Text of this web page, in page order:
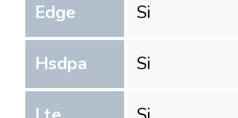
Edge Si
Hsdpa Si